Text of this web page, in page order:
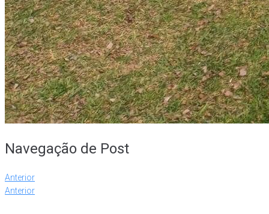
Navegação de Post
Anterior
Anterior